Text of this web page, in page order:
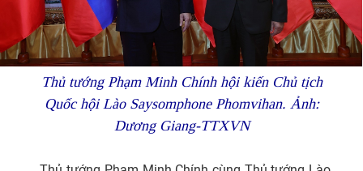
Thủ tướng Phạm Minh Chính hội kiến Chủ tịch
Quốc hội Lào Saysomphone Phomvihan. Ảnh:
Dương Giang-TTXVN